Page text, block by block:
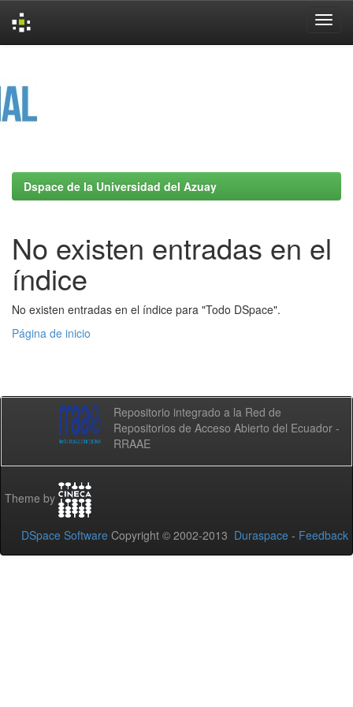
Dspace de la Universidad del Azuay
No existen entradas en el
índice
No existen entradas en el índice para "Todo DSpace".
Página de inicio
Repositorio integrado a la Red de
Repositorios de Acceso Abierto del Ecuador -
RRAAE
Theme by
DSpace Software Copyright © 2002-2013 Duraspace - Feedback